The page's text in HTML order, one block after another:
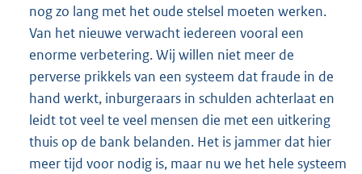
nog zo lang met het oude stelsel moeten werken.
Van het nieuwe verwacht iedereen vooral een
enorme verbetering. Wij willen niet meer de
perverse prikkels van een systeem dat fraude in de
hand werkt, inburgeraars in schulden achterlaat en
leidt tot veel te veel mensen die met een uitkering
thuis op de bank belanden. Het is jammer dat hier
meer tijd voor nodig is, maar nu we het hele systeem